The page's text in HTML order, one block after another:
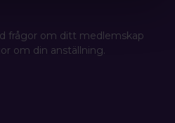
frågor om ditt medlemskap
om din anställning.